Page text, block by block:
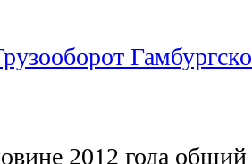
2012 года общий